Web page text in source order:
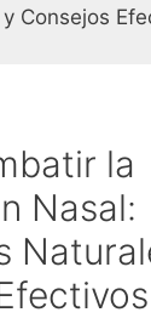
Consejos
la
Nasal: